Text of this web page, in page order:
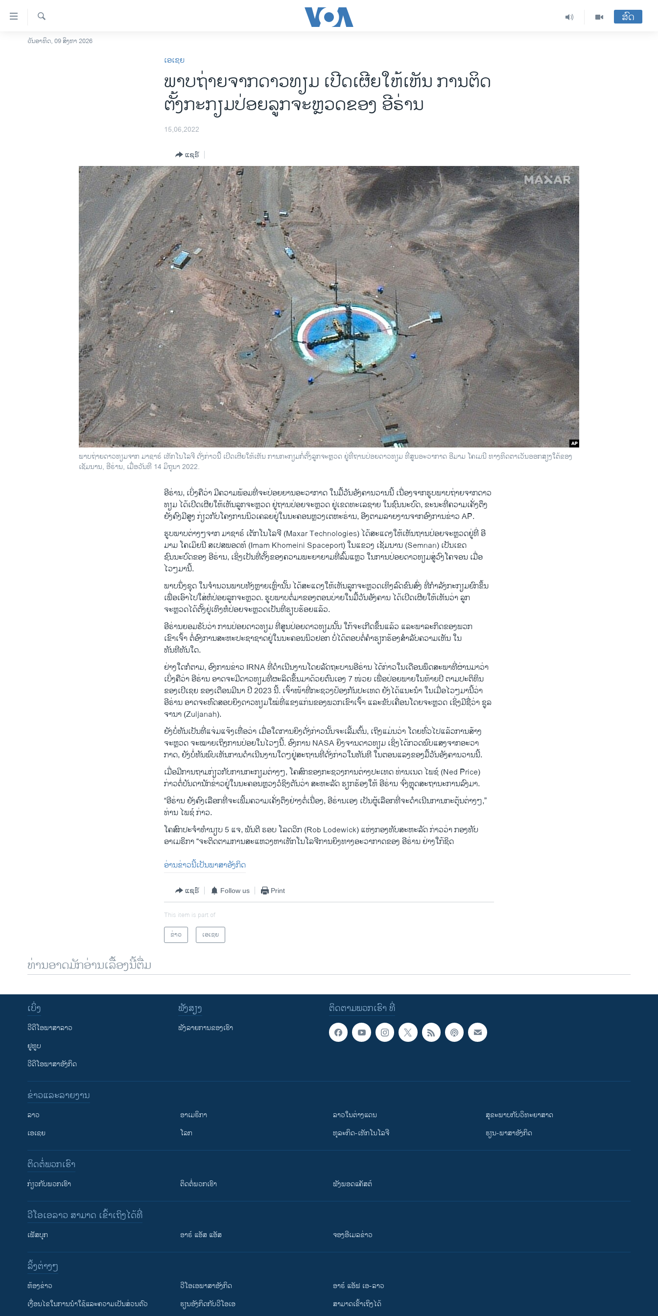
ລິ້ງ
ສຳຫລັບ
ໂຮມເພຈ
ອິດສະຫຼະພາບດ້ານການຂ່າວ
ວິທະຍາສາດ-ເທັກໂນໂລຈີ
ຕິດຕາມພວກເຮົາ ທີ່
ຄົ້ນຫາ
ສົດ
ວັນອາທິດ, 09 ສິງຫາ 2026
ເອເຊຍ
ພາບຖ່າຍຈາກດາວທຽມ ເປີດເຜີຍໃຫ້ເຫັນ ການຕິດ
ຕັ້ງກະກຽມປ່ອຍລູກຈະຫຼວດຂອງ ອີຣ່ານ
15,06,2022
ແຊຣ໌
ພາບຖ່າຍດາວທຽມຈາກ ມາຊາຣ໌ ເທັກໂນໂລຈີ ດັ່ງກ່າວນີ້ ເປີດເຜີຍໃຫ້ເຫັນ ການກະກຽມກໍ່ຕັ້ງລູກຈະຫຼວດ ຢູ່ທີ່ຖານປ່ອຍດາວທຽມ ທີ່ສູນອະວາກາດ ອີມາມ ໂຄເມນີ ທາງທິດຕາເວັນອອກສຽງໃຕ້ຂອງ
ເຊັມນານ, ອີຣ່ານ, ເມື່ອວັນທີ 14 ມິຖຸນາ 2022.
ອີຣ່ານ, ເບິ່ງຄືວ່າ ມີຄວາມພ້ອມທີ່ຈະປ່ອຍຍານອະວາກາດ ໃນມື້ວັນອັງຄານວານນີ້ ເນື່ອງຈາກຮູບພາບຖ່າຍຈາກດາວ
ທຽມ ໄດ້ເປີດເຜີຍໃຫ້ເຫັນລູກຈະຫຼວດ ຢູ່ຖານປ່ອຍຈະຫຼວດ ຢູ່ເຂດທະເລຊາຍ ໃນຊົນນະບົດ, ຂະນະທີ່ຄວາມເຄັ່ງຕຶງ
ຍັງຄົງມີສູງ ກ່ຽວກັບໂຄງການນິວເຄລຍຢູ່ໃນນະຄອນຫຼວງເຕຫະຣ່ານ, ອີງຕາມລາຍງານຈາກອົງການຂ່າວ AP.
ຮູບພາບຕ່າງໆຈາກ ມາຊາຣ໌ ເຕັກໂນໂລຈີ (Maxar Technologies) ໄດ້ສະແດງໃຫ້ເຫັນຖານປ່ອຍຈະຫຼວດຢູ່ທີ່ ອີ
ມາມ ໂຄເມິຍນີ ສເປສພອດທ໌ (Imam Khomeini Spaceport) ໃນແຂວງ ເຊັມນານ (Semnan) ເປັນເຂດ
ຊົນນະບົດຂອງ ອີຣ່ານ, ເຊິ່ງເປັນທີ່ຕັ້ງຂອງຄວາມພະຍາຍາມທີ່ລົ້ມແຫຼວ ໃນການປ່ອຍດາວທຽມສູ່ວົງໂຄຈອນ ເມື່ອ
ໄວໆມານີ້.
ພາບນຶ່ງຊຸດ ໃນຈໍານວນພາບທັງຫຼາຍເຫຼົ່ານັ້ນ ໄດ້ສະແດງໃຫ້ເຫັນລູກຈະຫຼວດເທິງລົດຂົນສົ່ງ ທີ່ກໍາລັງກະກຽມຍົກຂຶ້ນ
ເພື່ອເອົາໄປໃສ່ຫໍປ່ອຍລູກຈະຫຼວດ. ຮູບພາບຕໍ່ມາຂອງຕອນບ່າຍໃນມື້ວັນອັງຄານ ໄດ້ເປີດເຜີຍໃຫ້ເຫັນວ່າ ລູກ
ຈະຫຼວດໄດ້ຕັ້ງຢູ່ເທິງຫໍປ່ອຍຈະຫຼວດເປັນທີ່ຮຽບຮ້ອຍແລ້ວ.
ອີຣ່ານຍອມຮັບວ່າ ການປ່ອຍດາວທຽມ ທີ່ສູນປ່ອຍດາວທຽມນັ້ນ ໃກ້ຈະເກີດຂຶ້ນແລ້ວ ແລະພາລະກິດຂອງພວກ
ເຂົາເຈົ້າ ຕໍ່ອົງການສະຫະປະຊາຊາດຢູ່ໃນນະຄອນນິວຢອກ ບໍ່ໄດ້ຕອບຕໍ່ຄໍາຮຽກຮ້ອງສໍາລັບຄວາມເຫັນ ໃນ
ທັນທີທັນໃດ.
ຢ່າງໃດກໍຕາມ, ອົງການຂ່າວ IRNA ທີ່ດໍາເນີນງານໂດຍລັດຖະບານອີຣ່ານ ໄດ້ກ່າວໃນເດືອນພຶດສະພາທີ່ຜ່ານມາວ່າ
ເບິ່ງຄືວ່າ ອີຣ່ານ ອາດຈະມີດາວທຽມທີ່ຜະລິດຂຶ້ນມາດ້ວຍຕົນເອງ 7 ໜ່ວຍ ເພື່ອປ່ອຍພາຍໃນທ້າຍປີ ຕາມປະຕິທິນ
ຂອງເປີເຊຍ ຂອງເດືອນມີນາ ປີ 2023 ນີ້. ເຈົ້າໜ້າທີ່ກະຊວງປ້ອງກັນປະເທດ ຍັງໄດ້ແນະນໍາ ໃນເມື່ອໄວໆມານີ້ວ່າ
ອີຣ່ານ ອາດຈະທົດສອບຍິງດາວທຽມໃໝ່ທີ່ແຂງແກ່ນຂອງພວກເຂົາເຈົ້າ ແລະຂັບເຄື່ອນໂດຍຈະຫຼວດ ເຊິ່ງມີຊື່ວ່າ ຊູລ
ຈານາ (Zuljanah).
ຍັງບໍ່ທັນເປັນທີ່ແຈ່ມແຈ້ງເທື່ອວ່າ ເມື່ອໃດການຍິງດັ່ງກ່າວນັ້ນຈະເລີ້ມຕົ້ນ, ເຖິງແມ່ນວ່າ ໂດຍທົ່ວໄປແລ້ວການສ້າງ
ຈະຫຼວດ ຈະໝາຍເຖິງການປ່ອຍໃນໄວໆນີ້. ອົງການ NASA ຍິງຈານດາວທຽມ ເຊິ່ງໄດ້ກວດພົບແສງຈາກອະວາ
ກາດ, ຍັງບໍ່ທັນພົບເຫັນການດໍາເນີນງານໃດໆຢູ່ສະຖານທີ່ດັ່ງກ່າວໃນທັນທີ ໃນຕອນແລງຂອງມື້ວັນອັງຄານວານນີ້.
ເມື່ອມີການຖາມກ່ຽວກັບການກະກຽມຕ່າງໆ, ໂຄສົກຂອງກະຊວງການຕ່າງປະເທດ ທ່ານເນດ ໄພຊ໌ (Ned Price)
ກ່າວຕໍ່ບັນດານັກຂ່າວຢູ່ໃນນະຄອນຫຼວງວໍຊິງຕັນວ່າ ສະຫະລັດ ຮຽກຮ້ອງໃຫ້ ອີຣ່ານ ຈົ່ງຫຼຸດສະຖານະການລົງມາ.
“ອີຣ່ານ ຍັງຄົງເລືອກທີ່ຈະເພີ້ມຄວາມເຄັ່ງຕຶງຢ່າງຕໍ່ເນື່ອງ, ອີຣ່ານເອງ ເປັນຜູ້ເລືອກທີ່ຈະດໍາເນີນການກະຕຸ້ນຕ່າງໆ,”
ທ່ານ ໄພຊ໌ ກ່າວ.
ໂຄສົກປະຈໍາທໍານຽບ 5 ແຈ, ພັນຕີ ຣອບ ໂລດວິກ (Rob Lodewick) ແຫ່ງກອງທັບສະຫະລັດ ກ່າວວ່າ ກອງທັບ
ອາເມຣິກາ “ຈະຕິດຕາມການສະແຫວງຫາເທັກໂນໂລຈີການຍິງທາງອະວາກາດຂອງ ອີຣ່ານ ຢ່າງໃກ້ຊິດ
ອ່ານຂ່າວນີ້ເປັນພາສາອັງກິດ
ແຊຣ໌ Follow us Print
This item is part of
ຂ່າວ
ເອເຊຍ
ທ່ານອາດມັກອ່ານເລື້ອງນີ້ຕື່ມ
ຕິດຕາມພວກເຮົາ ທີ່
ເບິ່ງ
ວີດີໂອພາສາລາວ
ຢູທູບ
ວີດີໂອພາສາອັງກິດ
ຟັງສຽງ
ຟັງລາຍການຂອງເຮົາ
ຂ່າວແລະລາຍງານ
ລາວ
ເອເຊຍ
ອາເມຣິກາ
ໂລກ
ລາວໃນຕ່າງແດນ
ທຸລະກິດ-ເທັກໂນໂລຈີ
ສຸຂະພາບກັບວິທະຍາສາດ
ຮຽນ-ພາສາອັງກິດ
ຕິດຕໍ່ພວກເຮົາ
ກ່ຽວກັບພວກເຮົາ ຕິດຕໍ່ພວກເຮົາ ຟັງພອດແຄັສຕ໌
ວີໂອເອລາວ ສາມາດ ເຂົ້າເຖິງໄດ້ທີ່
ເຟັສບຸກ ອາຣ໌ ແອັສ ແອັສ ຈອງອີເມລຂ່າວ
​ລິ້ງ​ຕ່າງໆ
​ຫ້ອງ​ຂ່າວ
​ເງື່ອນ​ໄຂ​ໃນ​ການ​ນຳ​ໃຊ້​ແລະຄວາມ​ເປັນ​ສ່​ວນ​ຕົວ
ວີ​ໂອ​ເອ​ພາ​ສາ​ອັງ​ກິດ
​ຮຽນ​ອັງ​ກິດ​ກັບ​ວີ​ໂອ​ເອ
ອາຣ໌ ແອັຟ ເອ-ລາວ
ສາມາດເຂົ້າເຖິງໄດ້